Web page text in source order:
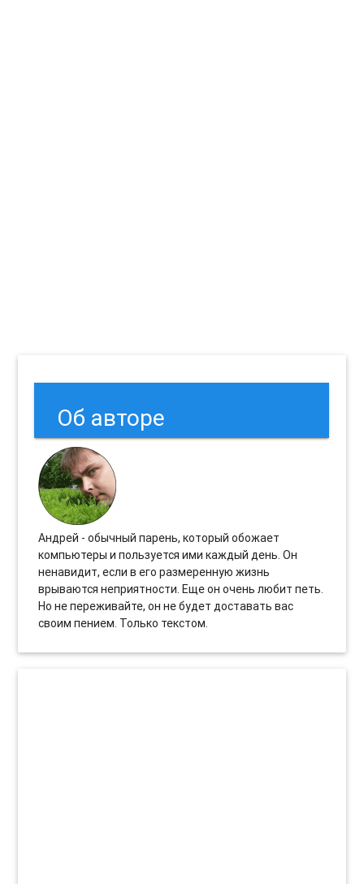
Об авторе
Андрей - обычный парень, который обожает
компьютеры и пользуется ими каждый день. Он
ненавидит, если в его размеренную жизнь
врываются неприятности. Еще он очень любит петь.
Но не переживайте, он не будет доставать вас
своим пением. Только текстом.